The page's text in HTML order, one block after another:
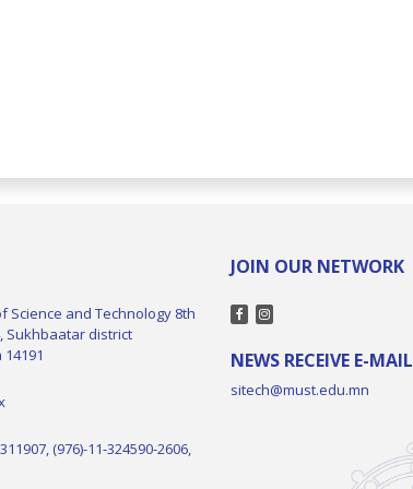
Science and Technology 8th
Sukhbaatar district
(976)-11-324590-2606,
JOIN OUR NETWORK
NEWS RECEIVE E-MAIL
sitech@must.edu.mn